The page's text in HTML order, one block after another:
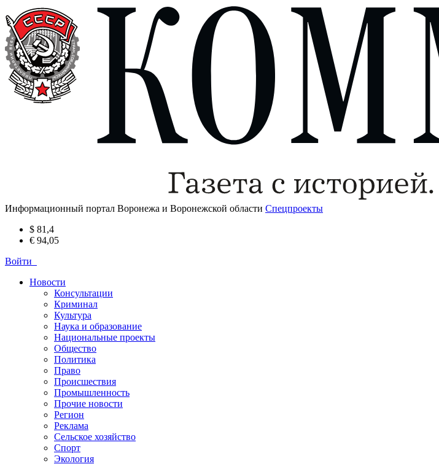
Информационный портал Воронежа и Воронежской области Спецпроекты
$ 81,4
€ 94,05
Войти
Новости
Консультации
Криминал
Культура
Наука и образование
Национальные проекты
Общество
Политика
Право
Происшествия
Промышленность
Прочие новости
Регион
Реклама
Сельское хозяйство
Спорт
Экология